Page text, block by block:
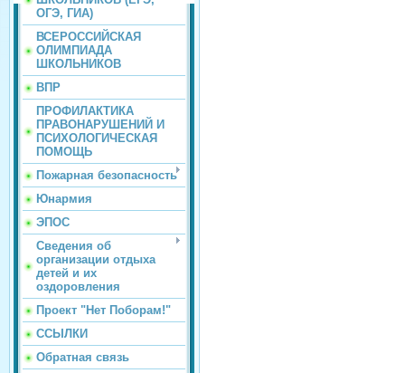
ОГЭ, ГИА)
ВСЕРОССИЙСКАЯ
ОЛИМПИАДА
ШКОЛЬНИКОВ
ВПР
ПРОФИЛАКТИКА
ПРАВОНАРУШЕНИЙ И
ПСИХОЛОГИЧЕСКАЯ
ПОМОЩЬ
Пожарная безопасность
Юнармия
ЭПОС
Сведения об
организации отдыха
детей и их
оздоровления
Проект "Нет Поборам!"
ССЫЛКИ
Обратная связь